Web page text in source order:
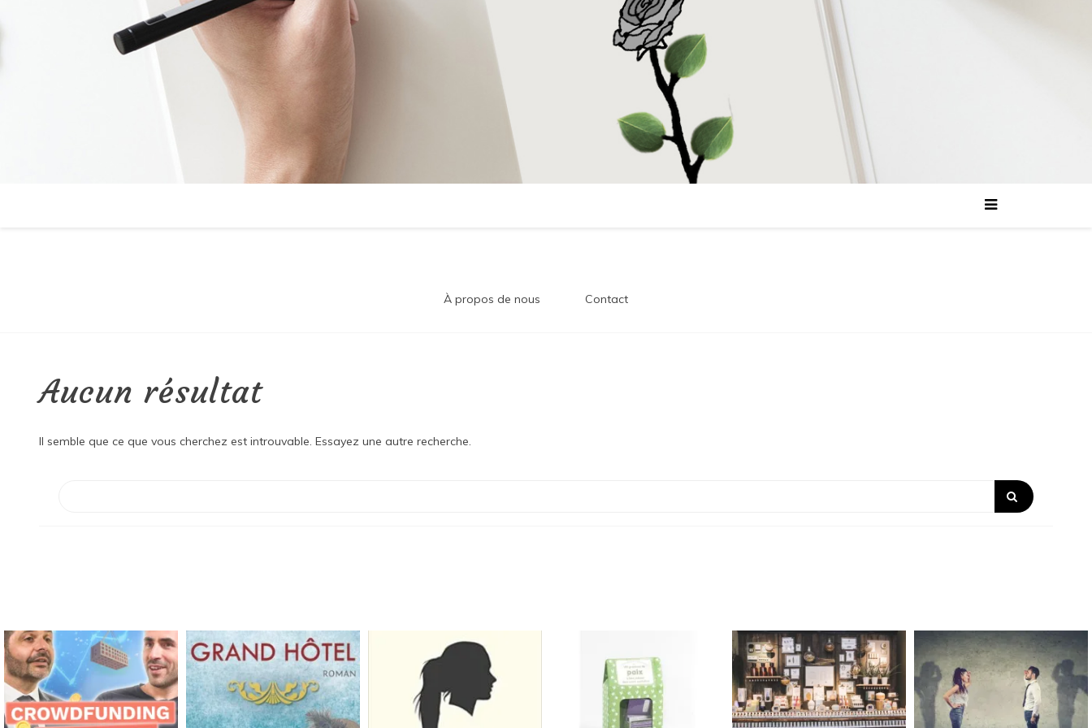
À propos de nous Contact
Aucun résultat
Il semble que ce que vous cherchez est introuvable. Essayez une autre recherche.